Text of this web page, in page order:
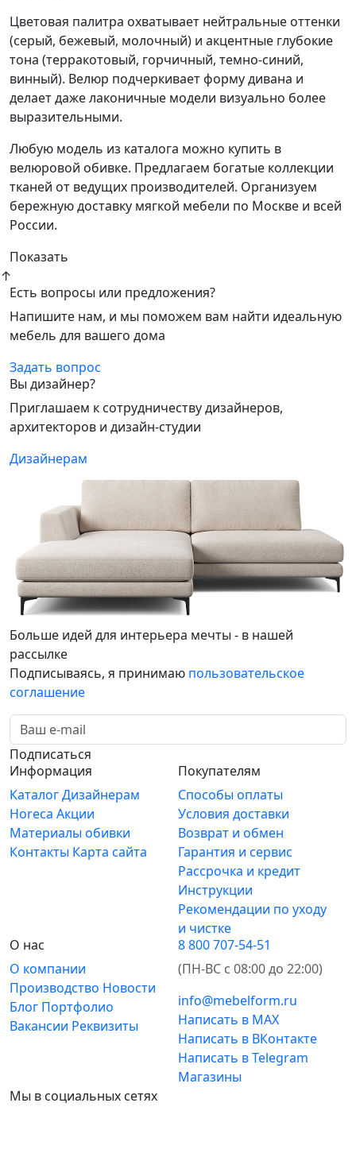
Цветовая палитра охватывает нейтральные оттенки
(серый, бежевый, молочный) и акцентные глубокие
тона (терракотовый, горчичный, темно-синий,
винный). Велюр подчеркивает форму дивана и
делает даже лаконичные модели визуально более
выразительными.
Любую модель из каталога можно купить в
велюровой обивке. Предлагаем богатые коллекции
тканей от ведущих производителей. Организуем
бережную доставку мягкой мебели по Москве и всей
России.
Показать
↑
Есть вопросы или предложения?
Напишите нам, и мы поможем вам найти идеальную
мебель для вашего дома
Задать вопрос
Вы дизайнер?
Приглашаем к сотрудничеству дизайнеров,
архитекторов и дизайн-студии
Дизайнерам
Больше идей для интерьера мечты - в нашей
рассылке
Подписываясь, я принимаю пользовательское
соглашение
Подписаться
Информация
КаталогДизайнерам
Horeca Акции
Материалы обивки
Контакты Карта сайта
Покупателям
Способы оплаты
Условия доставки
Возврат и обмен
Гарантия и сервис
Рассрочка и кредит
Инструкции
Рекомендации по уходу
и чистке
О нас
О компании
Производство Новости
Блог Портфолио
Вакансии Реквизиты
8 800 707-54-51
(ПН-ВС с 08:00 до 22:00)
info@mebelform.ru
Написать в MAX
Написать в ВКонтакте
Написать в Telegram
Магазины
Мы в социальных сетях